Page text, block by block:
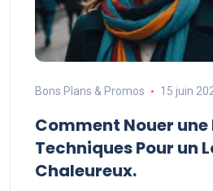
Bons Plans & Promos 15 juin
Comment Nouer une
Techniques Pour un
Chaleureux.